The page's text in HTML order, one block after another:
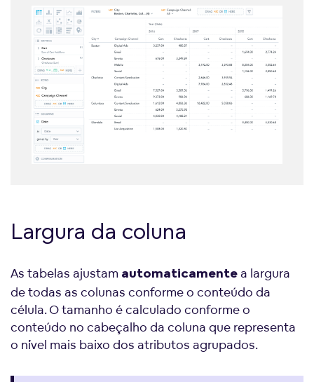
Largura da coluna
As tabelas ajustam automaticamente a largura
de todas as colunas conforme o conteúdo da
célula. O tamanho é calculado conforme o
conteúdo no cabeçalho da coluna que representa
o nível mais baixo dos atributos agrupados.